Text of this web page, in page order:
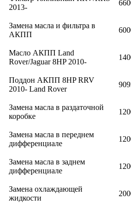
2013-
Замена масла и фильтра в
АКПП
Масло АКПП Land
Rover/Jaguar 8HP 2010-
Поддон АКПП 8HP RRV
2010- Land Rover
Замена масла в раздаточной
коробке
Замена масла в переднем
дифференциале
Замена масла в заднем
дифференциале
Замена охлаждающей
жидкости